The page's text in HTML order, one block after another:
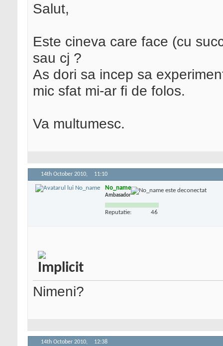
Salut,
Este cineva care face (cu
sau cj ?
As dori sa incep sa
mic sfat mi-ar fi de folos.
Va multumesc.
14th October 2010, 11:10
No_name
Ambasador
Reputatie: 46
Nimeni?
14th October 2010, 12:38